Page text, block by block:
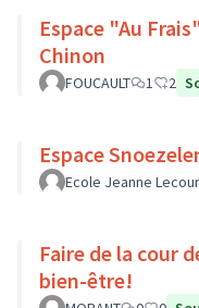
Espace "Au
Chinon
FOUCAULT 1 2
Espace
Ecole Jeanne
Faire de la cour
bien-être!